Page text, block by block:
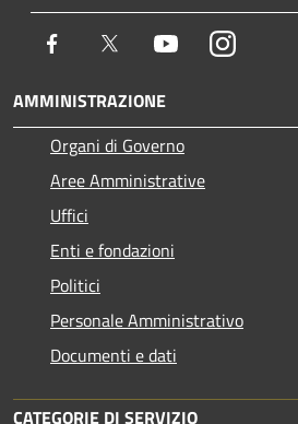
Facebook Twitter YoutubeInstagram
AMMINISTRAZIONE
Organi di Governo
Aree Amministrative
Uffici
Enti e fondazioni
Politici
Personale Amministrativo
Documenti e dati
CATEGORIE DI SERVIZIO